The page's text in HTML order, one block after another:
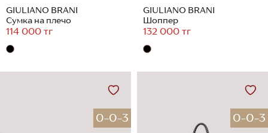
GIULIANO BRANI
Сумка на плечо
114 000 тг
GIULIANO BRANI
Шоппер
132 000 тг
0-0-3 0-0-3